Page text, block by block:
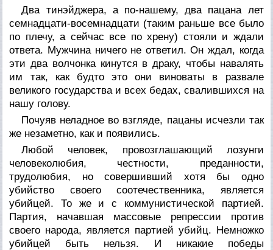
Два тинэйджера, а по-нашему, два пацана лет
семнадцати-восемнадцати (таким раньше все было
по плечу, а сейчас все по хрену) стояли и ждали
ответа. Мужчина ничего не ответил. Он ждал, когда
эти два волчонка кинутся в драку, чтобы навалять
им так, как будто это они виноваты в развале
великого государства и всех бедах, свалившихся на
нашу голову.
Почуяв неладное во взгляде, пацаны исчезли так
же незаметно, как и появились.
Любой человек, провозглашающий лозунги
человеколюбия, честности, преданности,
трудолюбия, но совершивший хотя бы одно
убийство своего соотечественника, является
убийцей. То же и с коммунистической партией.
Партия, начавшая массовые репрессии против
своего народа, является партией убийц. Немножко
убийцей быть нельзя. И никакие победы